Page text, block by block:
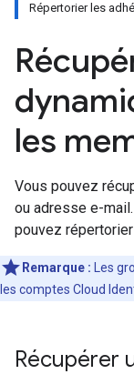
Répertorier les
les
Vous pouvez
ou adresse e-
pouvez
Remarque : Les
les comptes Cloud
Récupérer